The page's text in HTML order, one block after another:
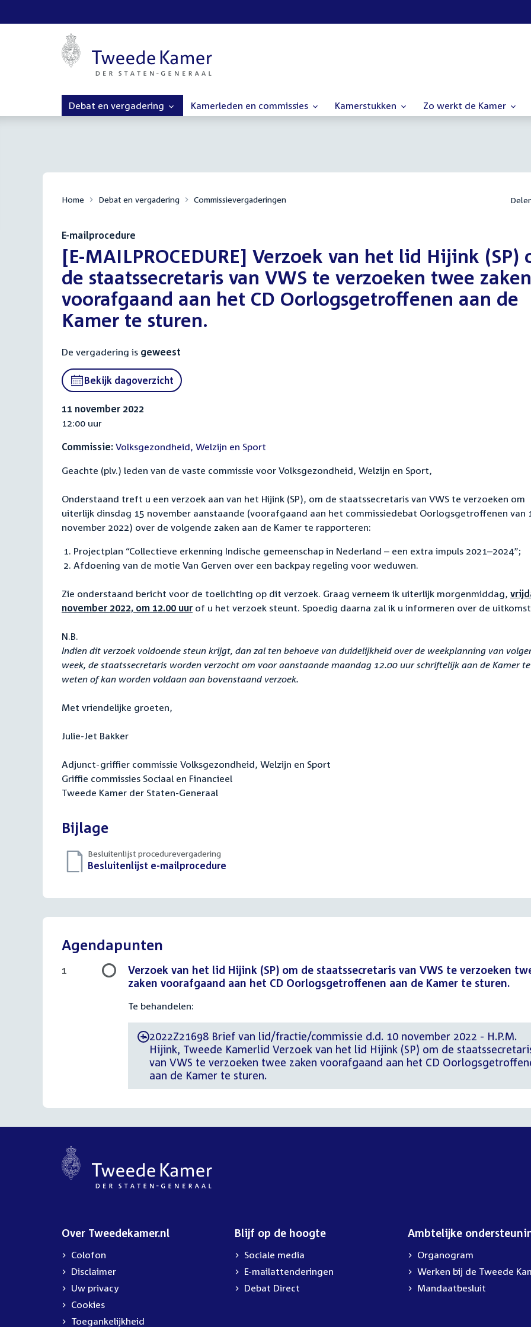
Debat en vergadering Kamerleden en commissies Kamerstukken Zo werkt de Kamer
Home Debat en vergadering Commissievergaderingen
E-mailprocedure
:[E-MAILPROCEDURE] Verzoek van het lid Hijink (SP)
de staatssecretaris van VWS te verzoeken twee zaken
voorafgaand aan het CD Oorlogsgetroffenen aan de
Kamer te sturen.
De vergadering is geweest
Bekijk dagoverzicht
11 november 2022
12:00 uur
Commissie: Volksgezondheid, Welzijn en Sport
Geachte (plv.) leden van de vaste commissie voor Volksgezondheid, Welzijn en Sport,
Onderstaand treft u een verzoek aan van het Hijink (SP), om de staatssecretaris van VWS te verzoeken om
uiterlijk dinsdag 15 november aanstaande (voorafgaand aan het commissiedebat Oorlogsgetroffenen van
november 2022) over de volgende zaken aan de Kamer te rapporteren:
Projectplan “Collectieve erkenning Indische gemeenschap in Nederland – een extra impuls 2021–2024”;
Afdoening van de motie Van Gerven over een backpay regeling voor weduwen.
Zie onderstaand bericht voor de toelichting op dit verzoek. Graag verneem ik uiterlijk morgenmiddag,
november 2022, om 12.00 uur of u het verzoek steunt. Spoedig daarna zal ik u informeren over de
N.B.
Indien dit verzoek voldoende steun krijgt, dan zal ten behoeve van duidelijkheid over de weekplanning van
week, de staatssecretaris worden verzocht om voor aanstaande maandag 12.00 uur schriftelijk aan de Kamer
weten of kan worden voldaan aan bovenstaand verzoek.
Met vriendelijke groeten,
Julie-Jet Bakker
Adjunct-griffier commissie Volksgezondheid, Welzijn en Sport
Griffie commissies Sociaal en Financieel
Tweede Kamer der Staten-Generaal
Bijlage
Besluitenlijst procedurevergadering
Download
Besluitenlijst e-mailprocedure
Agendapunten
Verzoek van het lid Hijink (SP) om de staatssecretaris van VWS te verzoeken
zaken voorafgaand aan het CD Oorlogsgetroffenen aan de Kamer te sturen.
Te behandelen:
-2022Z21698 Brief van lid/fractie/commissie d.d. 10 november 2022 - H.P.M.
Hijink, Tweede Kamerlid Verzoek van het lid Hijink (SP) om de
van VWS te verzoeken twee zaken voorafgaand aan het CD
aan de Kamer te sturen.
1
Over Tweedekamer.nl
Colofon
Disclaimer
Uw privacy
Cookies
Toegankelijkheid
Blijf op de hoogte
Sociale media
E-mailattenderingen
Debat Direct
Ambtelijke
Organogram
Werken bij de Tweede
Mandaatbesluit